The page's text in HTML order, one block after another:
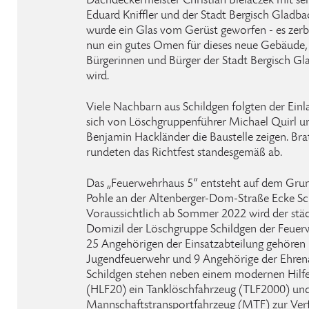
Eduard Kniffler und der Stadt Bergisch
wurde ein Glas vom Gerüst geworfen - es
nun ein gutes Omen für dieses neue
Bürgerinnen und Bürger der Stadt Bergisch
wird.
Viele Nachbarn aus Schildgen folgten der
sich von Löschgruppenführer Michael Quirl
Benjamin Hackländer die Baustelle zeigen.
rundeten das Richtfest standesgemäß ab.
Das „Feuerwehrhaus 5“ entsteht auf dem
Pohle an der Altenberger-Dom-Straße Ecke
Voraussichtlich ab Sommer 2022 wird der
Domizil der Löschgruppe Schildgen der
25 Angehörigen der Einsatzabteilung
Jugendfeuerwehr und 9 Angehörige der
Schildgen stehen neben einem modernen
(HLF20) ein Tanklöschfahrzeug (TLF2000)
Mannschaftstransportfahrzeug (MTF) zur